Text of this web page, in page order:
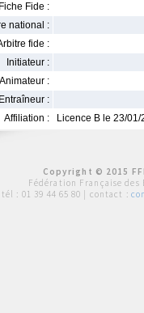
Fiche Fide :
national :
fide :
Initiateur :
Animateur :
Entraîneur :
Affiliation :
Licence B le 23/01/
Copyright © 2015
Fédération Française des
tél : 01 39 44 65 80 | contact :